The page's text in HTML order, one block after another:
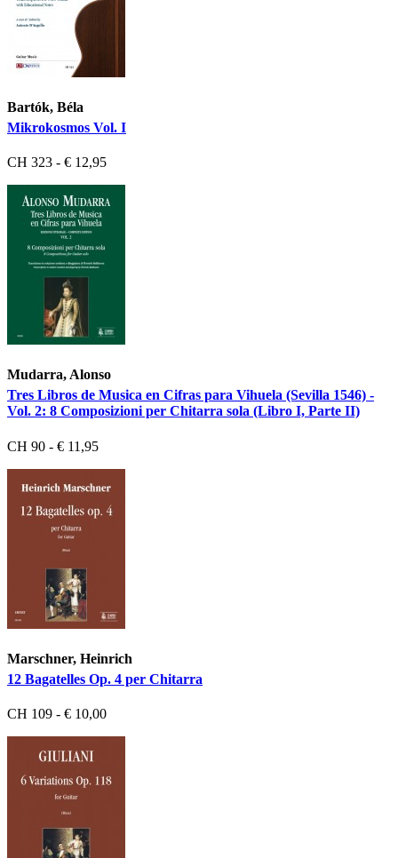
Bartók, Béla
Mikrokosmos Vol. I
CH 323 - € 12,95
Mudarra, Alonso
Tres Libros de Musica en Cifras para Vihuela (Sevilla 1546) -
Vol. 2: 8 Composizioni per Chitarra sola (Libro I, Parte II)
CH 90 - € 11,95
Marschner, Heinrich
12 Bagatelles Op. 4 per Chitarra
CH 109 - € 10,00